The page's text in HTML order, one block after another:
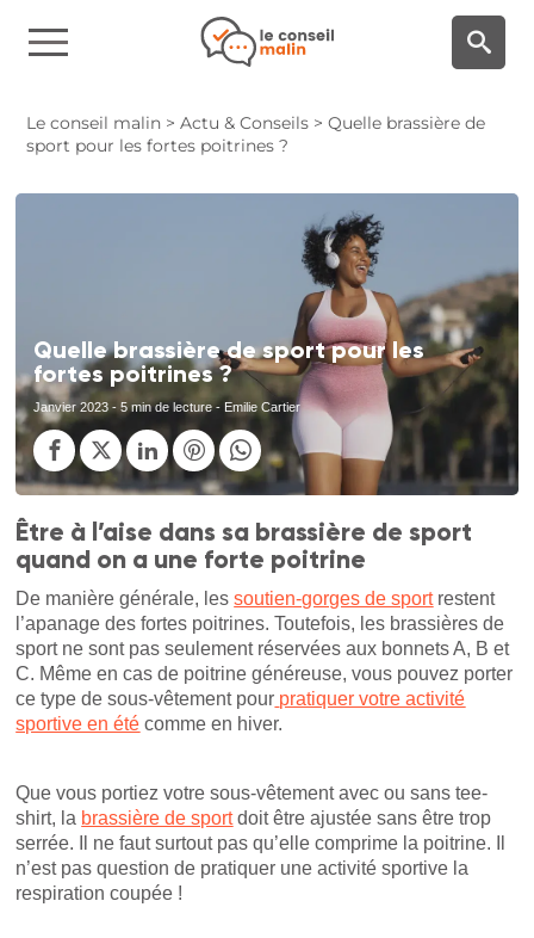
Le conseil malin >Actu & Conseils >Quelle brassière de
sport pour les fortes poitrines ?
Quelle brassière de sport pour les
fortes poitrines ?
Janvier 2023 - 5 min de lecture - Emilie Cartier
Être à l’aise dans sa brassière de sport
quand on a une forte poitrine
De manière générale, lessoutien-gorges de sportrestent
l’apanage des fortes poitrines. Toutefois, les brassières de
sport ne sont pas seulement réservées aux bonnets A, B et
C. Même en cas de poitrine généreuse, vous pouvez porter
ce type de sous-vêtement pour pratiquer votre activité
sportive en été comme en hiver.
Que vous portiez votre sous-vêtement avec ou sans tee-
shirt, la brassière de sportdoit être ajustée sans être trop
serrée. Il ne faut surtout pas qu’elle comprime la poitrine. Il
n’est pas question de pratiquer une activité sportive la
respiration coupée !